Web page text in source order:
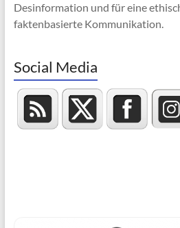
Desinformation und für eine
faktenbasierte Kommunikation.
Social Media